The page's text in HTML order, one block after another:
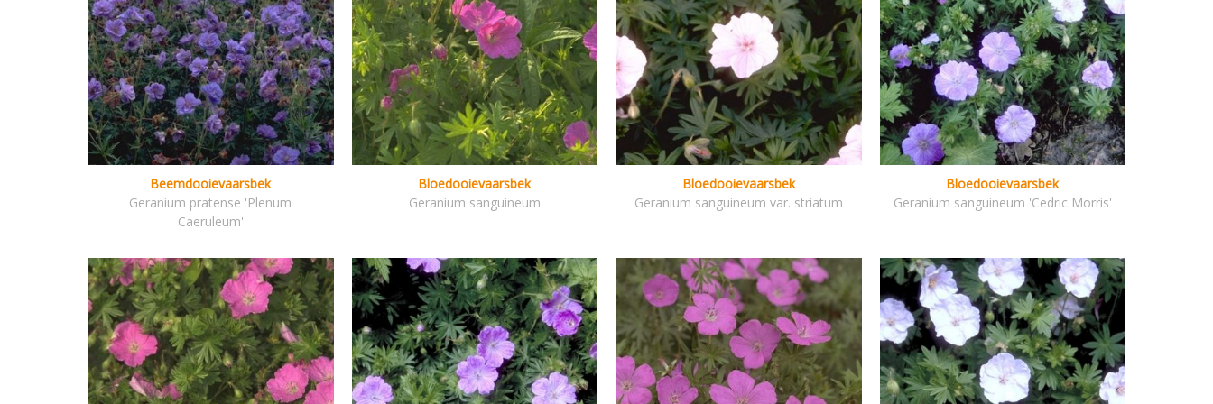
Beemdooievaarsbek
Geranium pratense 'Plenum
Caeruleum'
Bloedooievaarsbek
Geranium sanguineum
Bloedooievaarsbek
Geranium sanguineum var. striatum
Bloedooievaarsbek
Geranium sanguineum 'Cedric Morris'